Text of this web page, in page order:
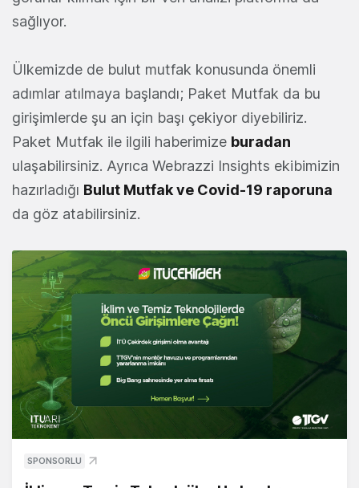
sağlıyor.
Ülkemizde de bulut mutfak konusunda önemli
adımlar atılmaya başlandı; Paket Mutfak da bu
girişimlerde şu an için başı çekiyor diyebiliriz.
Paket Mutfak ile ilgili haberimize buradan
ulaşabilirsiniz. Ayrıca Webrazzi Insights ekibimizin
hazırladığı Bulut Mutfak ve Covid-19 raporuna
da göz atabilirsiniz.
SPONSORLU